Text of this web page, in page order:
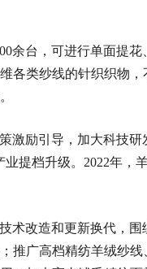
余台，可进行单面提
各类纱线的针织织物
激励引导，加大科技研
提档升级。2022年，
术改造和更新换代，
推广高档精纺羊绒纱